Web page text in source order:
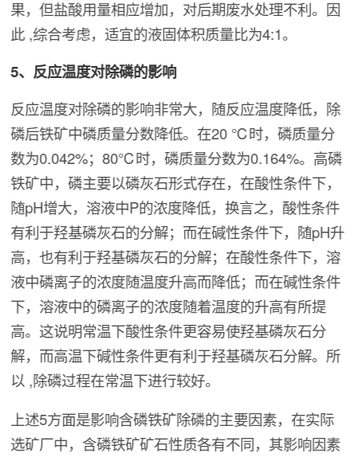
果，但盐酸用量相应增加，对后期废水处理不利。因
此 ,综合考虑，适宜的液固体积质量比为4:1。
5、反应温度对除磷的影响
反应温度对除磷的影响非常大，随反应温度降低，除
磷后铁矿中磷质量分数降低。在20 ℃时，磷质量分
数为0.042%；80℃时，磷质量分数为0.164%。高磷
铁矿中，磷主要以磷灰石形式存在，在酸性条件下，
随pH增大，溶液中P的浓度降低，换言之，酸性条件
有利于羟基磷灰石的分解；而在碱性条件下，随pH升
高，也有利于羟基磷灰石的分解；在酸性条件下，溶
液中磷离子的浓度随温度升高而降低；而在碱性条件
下，溶液中的磷离子的浓度随着温度的升高有所提
高。这说明常温下酸性条件更容易使羟基磷灰石分
解，而高温下碱性条件更有利于羟基磷灰石分解。所
以 ,除磷过程在常温下进行较好。
上述5方面是影响含磷铁矿除磷的主要因素，在实际
选矿厂中，含磷铁矿矿石性质各有不同，其影响因素